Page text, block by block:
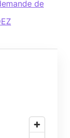
de